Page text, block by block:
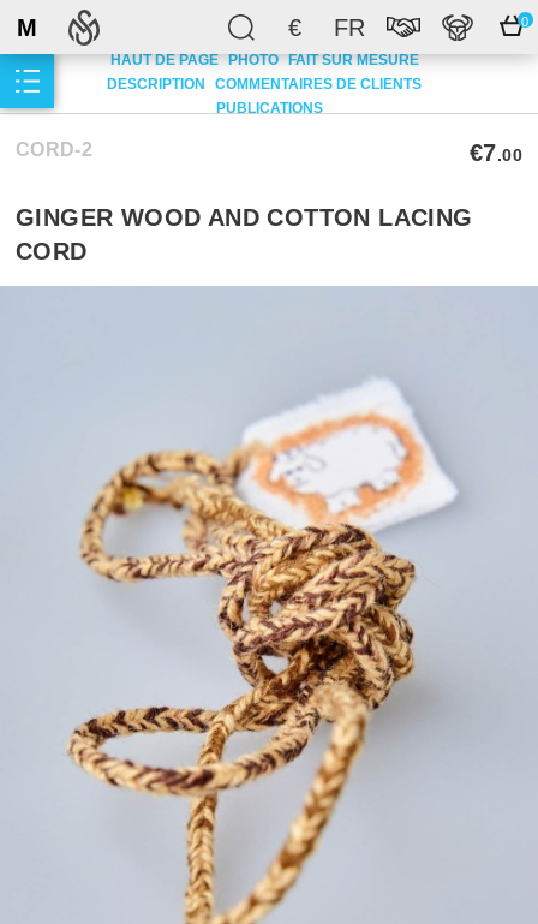
€ FR 0
M
HAUT DE PAGE PHOTO FAIT SUR MESURE
DESCRIPTION
COMMENTAIRES DE CLIENTS
PUBLICATIONS
CORD-2 €7.00
GINGER WOOD AND COTTON LACING
CORD